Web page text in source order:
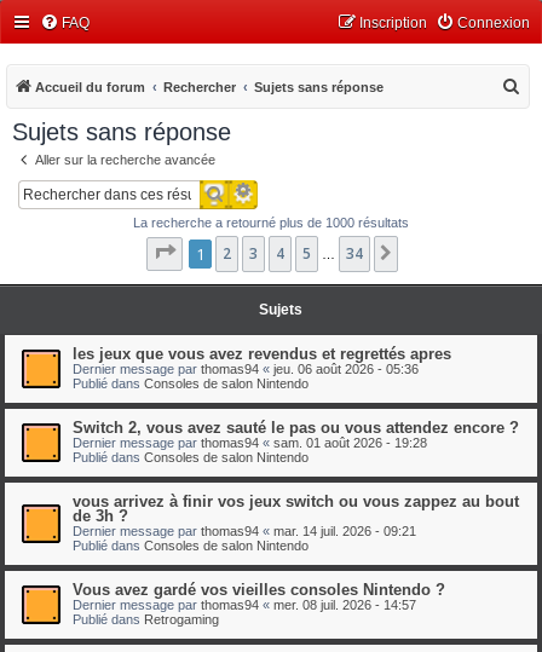
FAQ Connexion
Inscription
Accueil du forum Rechercher Sujets sans réponse
h
Sujets sans réponse
Aller sur la recherche avancée
Rechercher
Recherche avancée
La recherche a retourné plus de 1000 résultats
Page sur34
1 2 3 4 5 34
Sujets
les jeux que vous avez revendus et regrettés apres
Dernier message par thomas94 « jeu. 06 août 2026 - 05:36
Publié dans Consoles de salon Nintendo
Switch 2, vous avez sauté le pas ou vous attendez encore ?
Dernier message par thomas94 « sam. 01 août 2026 - 19:28
Publié dans Consoles de salon Nintendo
vous arrivez à finir vos jeux switch ou vous zappez au bout
de 3h ?
Dernier message par thomas94 « mar. 14 juil. 2026 - 09:21
Publié dans Consoles de salon Nintendo
Vous avez gardé vos vieilles consoles Nintendo ?
Dernier message par thomas94 « mer. 08 juil. 2026 - 14:57
Publié dans Retrogaming